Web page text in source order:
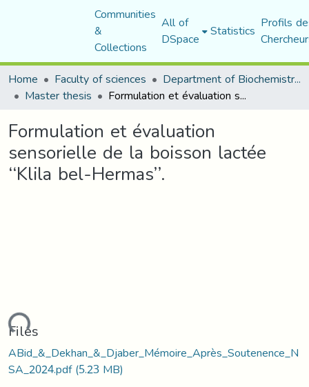
Communities
&
Collections
All of
DSpace Statistics Profils
Home
Faculty of sciences Department of Biochemistry and Microbiology
Master thesis Formulation et évaluation sensorielle de la boisson lactée ‘‘Klila bel-Hermas’’.
Formulation et évaluation
sensorielle de la boisson lactée
‘‘Klila bel-Hermas’’.
Files
ABid_&_Dekhan_&_Djaber_Mémoire_Après_Soutenence_N
SA_2024.pdf(5.23 MB)